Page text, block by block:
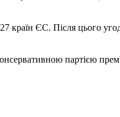
країн ЄС. Після цього
партією